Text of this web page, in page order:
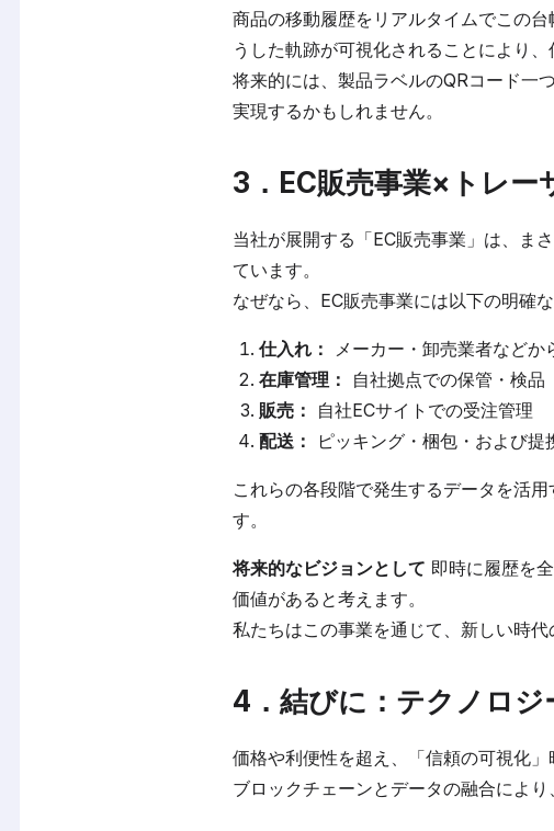
商品の移動履歴をリアルタイムでこの
うした軌跡が可視化されることにより、
将来的には、製品ラベルのQRコード一
実現するかもしれません。
3．EC販売事業×トレー
当社が展開する「EC販売事業」は、ま
ています。
なぜなら、EC販売事業には以下の明確
仕入れ：
メーカー・卸売業者などか
在庫管理：
自社拠点での保管・検品
販売：
自社ECサイトでの受注管理
配送：
ピッキング・梱包・および提
これらの各段階で発生するデータを活
す。
将来的なビジョンとして 即時に履歴を
価値があると考えます。
私たちはこの事業を通じて、新しい時
4．結びに：テクノロジ
価格や利便性を超え、「信頼の可視化」
ブロックチェーンとデータの融合によ